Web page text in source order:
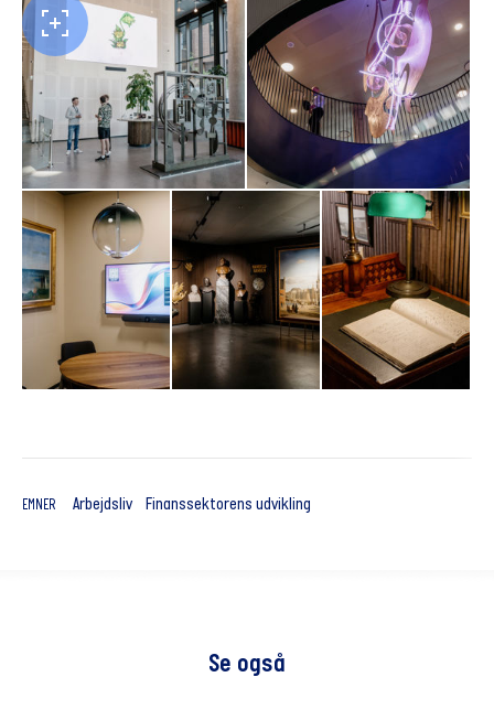
EMNER Arbejdsliv Finanssektorens udvikling
Se også